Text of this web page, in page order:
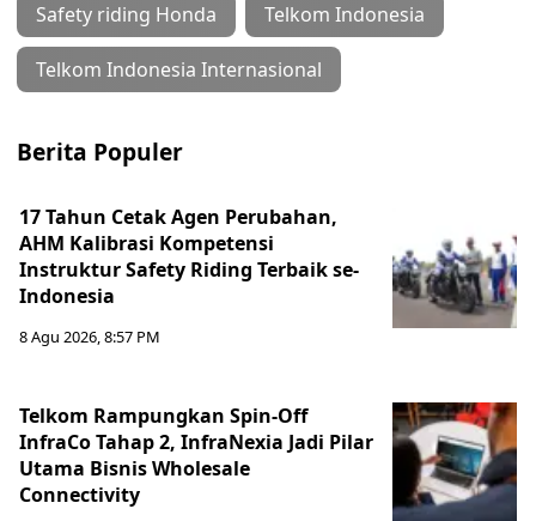
Safety riding Honda Telkom Indonesia
Telkom Indonesia Internasional
Berita Populer
17 Tahun Cetak Agen Perubahan,
AHM Kalibrasi Kompetensi
Instruktur Safety Riding Terbaik se-
Indonesia
8 Agu 2026, 8:57 PM
Telkom Rampungkan Spin-Off
InfraCo Tahap 2, InfraNexia Jadi Pilar
Utama Bisnis Wholesale
Connectivity